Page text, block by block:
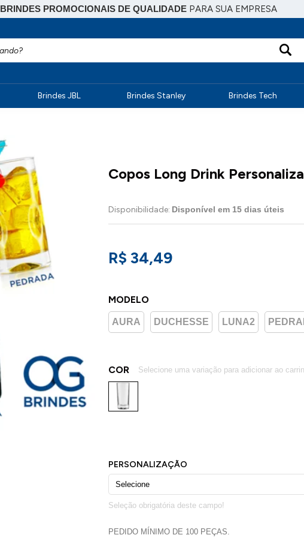
BRINDES PROMOCIONAIS DE QUALIDADEPARA SUA EMPRESA
Brindes JBL Brindes Stanley Brindes Tech
Copos Long Drink
Disponibilidade: Disponível em 15 dias úteis
R$ 34,49
MODELO
AURA DUCHESSE LUNA2
COR
PEDIDO MÍNIMO DE 100 PEÇAS.